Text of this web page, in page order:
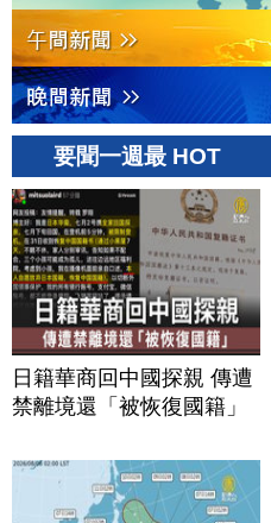
要聞一週最 HOT
日籍華商回中國探親 傳遭
禁離境還「被恢復國籍」